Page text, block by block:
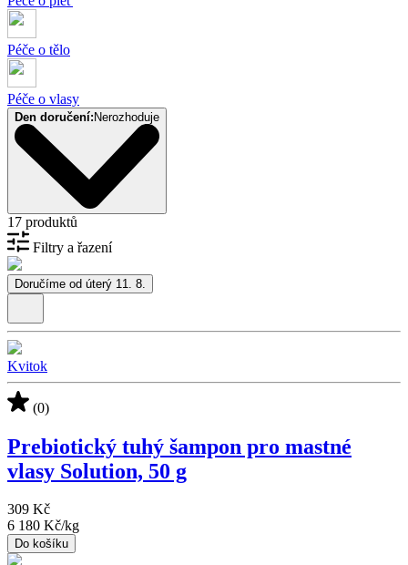
Péče o tělo
Péče o vlasy
Den doručení: Nerozhoduje
17 produktů
Filtry a řazení
Doručíme od úterý 11. 8.
Kvitok
(0)
Prebiotický tuhý šampon pro mastné
vlasy Solution, 50 g
309 Kč
6 180 Kč/kg
Do košíku